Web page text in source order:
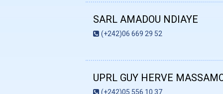
SARL AMADOU NDIAYE
(+242)06 669 29 52
UPRL GUY HERVE
(+242)05 556 10 37